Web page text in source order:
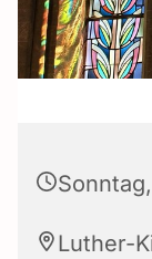
Luther-